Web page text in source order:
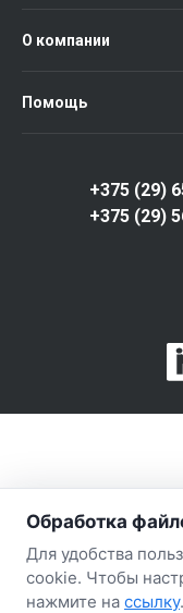
О компании
Помощь
+375 (29)
+375 (29)
Обработка
Для удобства
cookie. Чтобы
нажмите на ссылку